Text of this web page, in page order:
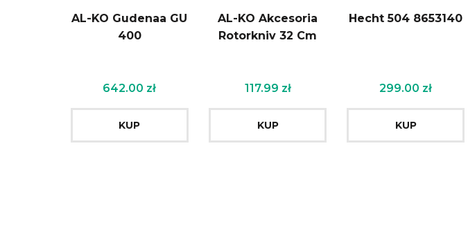
AL-KO Gudenaa GU
400
642.00 zł
KUP
AL-KO Akcesoria
Rotorkniv 32 Cm
117.99 zł
KUP
Hecht 504 8653140
299.00 zł
KUP